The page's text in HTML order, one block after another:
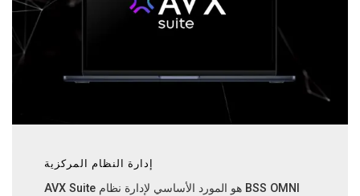
إدارة النظام المركزية
AVX Suite هو المورد الأساسي لإدارة نظام BSS OMNI